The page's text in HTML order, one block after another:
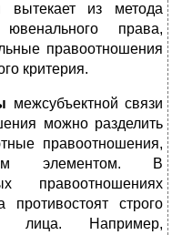
вытекает из метода
ювенального права,
правоотношения
критерия.
межсубъектной связи
можно разделить
правоотношения,
элементом. В
правоотношениях
противостоят строго
лица. Например,